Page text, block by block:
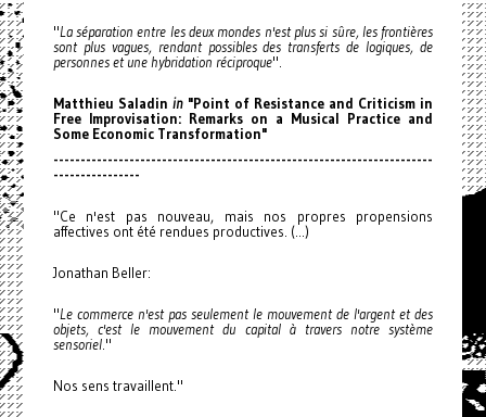
"La séparation entre les deux mondes n'est plus si sûre, les frontières
sont plus vagues, rendant possibles des transferts de logiques, de
personnes et une hybridation réciproque".
Matthieu Saladin in"Point of Resistance and Criticism in
Free Improvisation: Remarks on a Musical Practice and
Some Economic Transformation"
----------------------------------------------------------------------
----------------
"Ce n'est pas nouveau, mais nos propres propensions
affectives ont été rendues productives. (...)
Jonathan Beller:
"Le commerce n'est pas seulement le mouvement de l'argent et des
objets, c'est le mouvement du capital à travers notre système
sensoriel."
Nos sens travaillent."